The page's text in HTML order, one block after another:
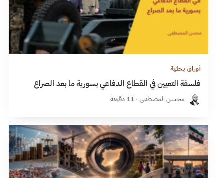
أوراق بحثية
فلسفة التعيين في القطاع الدفاعي بسورية ما بعد الصراع
محسن المصطفى · 11 دقيقة